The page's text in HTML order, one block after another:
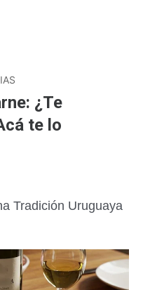
¿Te
te lo
Tradición Uruguaya